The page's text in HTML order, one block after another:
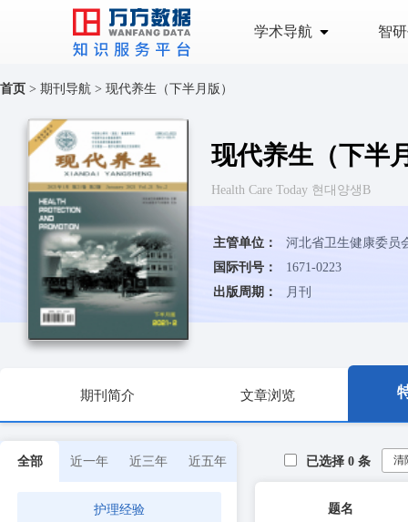
学术导航 智
首页 > 期刊导航 > 现代养生（下半月版）
现代养生（下半
Health Care Today 현대양생B
主管单位：
河北省卫生健康委员
国际刊号：
1671-0223
出版周期：
月刊
期刊简介 文章浏览
全部 近一年 近三年 近五年
护理经验
已选择 0 条 清
题名